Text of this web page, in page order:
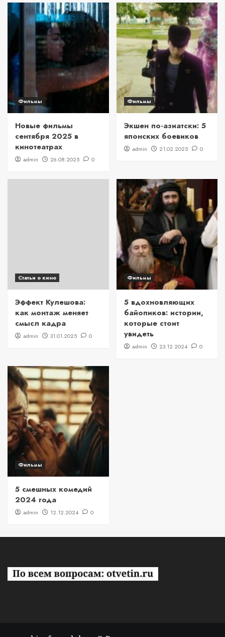
Фильмы
Новые фильмы
сентября 2025 в
кинотеатрах
admin 26.08.2025 0
Фильмы
Экшен по-азиатски: 5
японских боевиков
admin 21.02.2025 0
Статьи о кино
Эффект Кулешова:
как монтаж меняет
смысл кадра
admin 31.01.2025 0
Фильмы
5 вдохновляющих
байопиков: истории,
которые стоит
увидеть
admin 23.12.2024 0
Фильмы
5 смешных комедий
2024 года
admin 12.12.2024 0